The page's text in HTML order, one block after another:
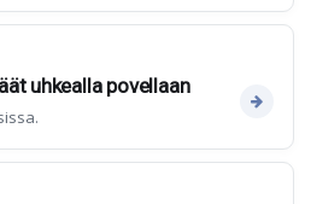
uhkealla povellaan